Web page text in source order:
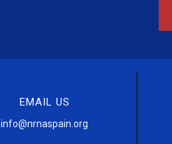
EMAIL US
info@nrnaspain.org